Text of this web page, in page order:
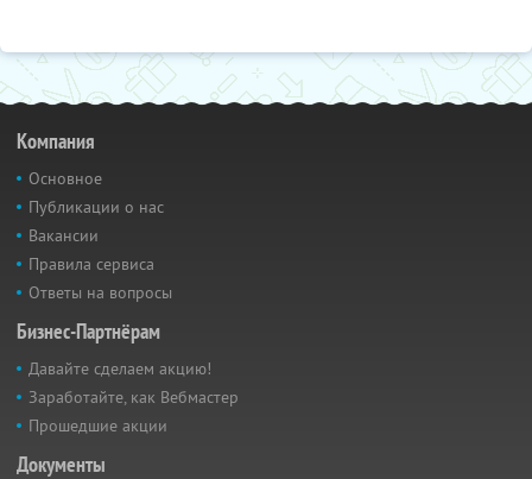
Компания
Основное
Публикации о нас
Вакансии
Правила сервиса
Ответы на вопросы
Бизнес-Партнёрам
Давайте сделаем акцию!
Заработайте, как Вебмастер
Прошедшие акции
Документы